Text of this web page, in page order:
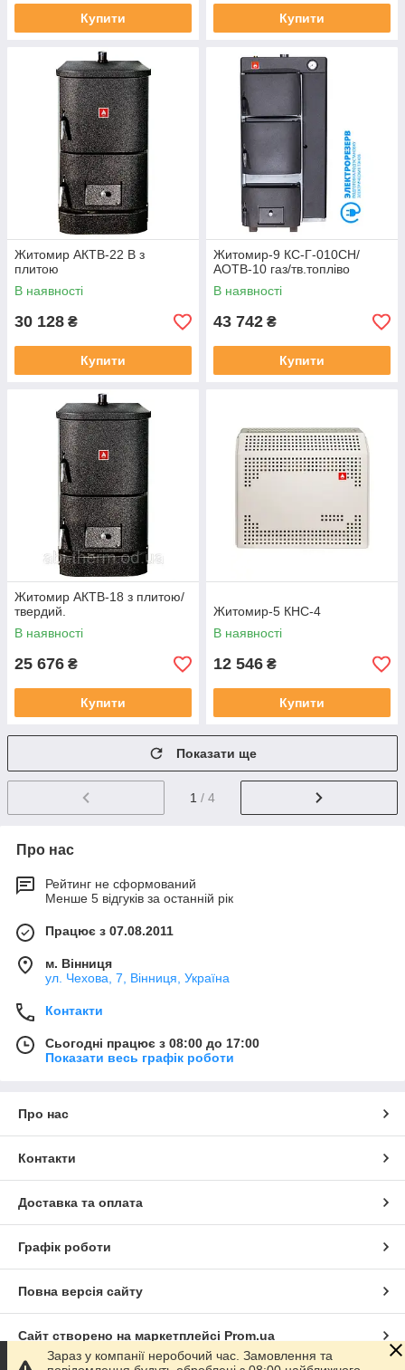
Купити Купити
Житомир АКТВ-22 В з
плитою
В наявності
30 128 ₴
Купити
Житомир-9 КС-Г-010СН/
АОТВ-10 газ/тв.топліво
В наявності
43 742 ₴
Купити
Житомир АКТВ-18 з плитою/
твердий.
В наявності
25 676 ₴
Купити
Житомир-5 КНС-4
В наявності
12 546 ₴
Купити
Показати ще
1 / 4
Про нас
Рейтинг не сформований
Менше 5 відгуків за останній рік
Працює з 07.08.2011
м. Вінниця
ул. Чехова, 7, Вінниця, Україна
Контакти
Сьогодні працює з 08:00 до 17:00
Показати весь графік роботи
Про нас
Контакти
Доставка та оплата
Графік роботи
Повна версія сайту
Сайт створено на маркетплейсі Prom.ua
Зараз у компанії неробочий час. Замовлення та